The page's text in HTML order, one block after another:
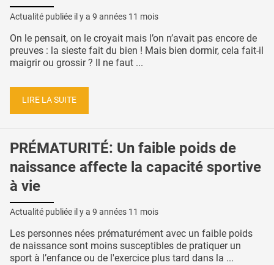
Actualité publiée il y a 9 années 11 mois
On le pensait, on le croyait mais l’on n’avait pas encore de
preuves : la sieste fait du bien ! Mais bien dormir, cela fait-il
maigrir ou grossir ? Il ne faut ...
LIRE LA SUITE
PRÉMATURITÉ: Un faible poids de
naissance affecte la capacité sportive
à vie
Actualité publiée il y a 9 années 11 mois
Les personnes nées prématurément avec un faible poids
de naissance sont moins susceptibles de pratiquer un
sport à l’enfance ou de l'exercice plus tard dans la ...